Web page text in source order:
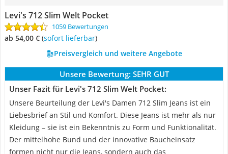
Levi's 712 Slim Welt Pocket
1059 Bewertungen
ab 54,00 € ( Sofort lieferbar)
Preisvergleich und weitere Angebote
Unsere Bewertung: SEHR GUT
Unser Fazit für Levi's 712 Slim Welt Pocket:
Unsere Beurteilung der Levi's Damen 712 Slim Jeans ist ein
Liebesbrief an Stil und Komfort. Diese Jeans ist mehr als nur
Kleidung – sie ist ein Bekenntnis zu Form und Funktionalität.
Der mittelhohe Bund und der innovative Baucheinsatz
formen nicht nur die Jeans, sondern auch das